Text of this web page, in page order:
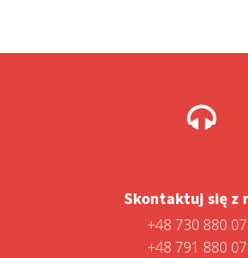
Skontaktuj się z
+48 730 880
+48 791 880